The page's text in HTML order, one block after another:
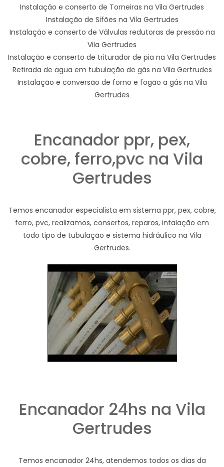
Instalação e conserto de Torneiras na Vila Gertrudes
Instalação de Sifões na Vila Gertrudes
Instalação e conserto de Válvulas redutoras de pressão na
Vila Gertrudes
Instalação e conserto de triturador de pia na Vila Gertrudes
Retirada de agua em tubulação de gás na Vila Gertrudes
Instalação e conversão de forno e fogão a gás na Vila
Gertrudes
Encanador ppr, pex,
cobre, ferro,pvc na Vila
Gertrudes
Temos encanador especialista em sistema ppr, pex, cobre,
ferro, pvc, realizamos, consertos, reparos, intalação em
todo tipo de tubulação e sistema hidráulico na Vila
Gertrudes.
Encanador 24hs na Vila
Gertrudes
Temos encanador 24hs, atendemos todos os dias da